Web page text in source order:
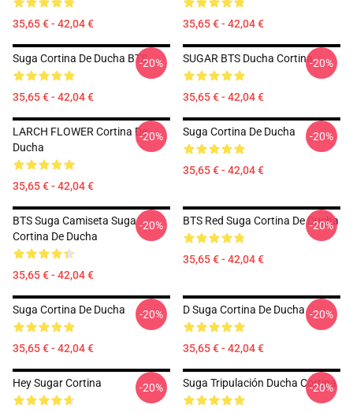
35,65 € - 42,04 € 35,65 € - 42,04 €
Suga Cortina De Ducha BTS
35,65 € - 42,04 €
-20% SUGAR BTS Ducha Cortina
35,65 € - 42,04 €
-20%
LARCH FLOWER Cortina De
Ducha
35,65 € - 42,04 €
-20% Suga Cortina De Ducha
35,65 € - 42,04 €
-20%
BTS Suga Camiseta Suga
Cortina De Ducha
35,65 € - 42,04 €
-20% BTS Red Suga Cortina De Ducha
35,65 € - 42,04 €
-20%
Suga Cortina De Ducha
35,65 € - 42,04 €
-20% D Suga Cortina De Ducha
35,65 € - 42,04 €
-20%
Hey Sugar Cortina -20% Suga Tripulación Ducha Cortina
-20%